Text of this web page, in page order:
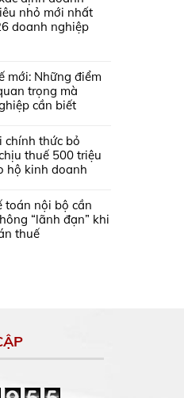
nhỏ mới nhất
doanh nghiệp
mới: Những điểm
trọng mà
cần biết
chính thức bỏ
thuế 500 triệu
hộ kinh doanh
toán nội bộ cần
“lãnh đạn” khi
thuế